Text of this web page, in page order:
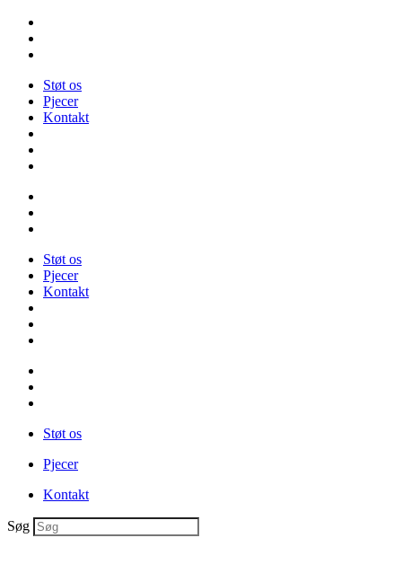
Videre
indhold
Støt os
Pjecer
Kontakt
Støt os
Pjecer
Kontakt
Støt os
Pjecer
Kontakt
Søg